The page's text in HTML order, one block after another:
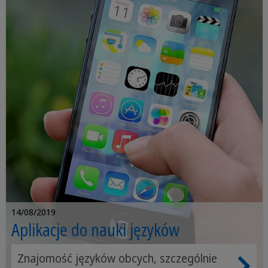
pozdrowień i podziękowań. Na tej stronie
Sprachcaffe wymieniliśmy sposoby
powiedzenia "cześć" we wszystkich
językach, aby pomóc ci w podróży.
Ponadto, w ostatnim akapicie znajdziesz
transkrypcje pozdrowień napisanych
innym alfabetem niż nasz, aby szybko i
łatwiej się ich nauczyć.
14/08/2019
Aplikacje do nauki języków
Znajomość języków obcych, szczególnie